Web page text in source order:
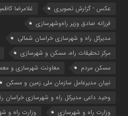
عکس - گزارش تصویری
غلامرضا
فرزانه صادق وزیر راه‌وشهرسازی
مدیرکل راه و شهرسازی خراسان شمالی
مرکز تحقیقات راه، مسکن و شهرسازی
مسکن مردم
معاونت شهرسازي و
نبیان مدیرعامل سازمان ملی زمین و مسکن
وحید داعی مدیرکل راه و شهرسازی خراسان
وزارت راه و شهرسازي
وزارت راه و